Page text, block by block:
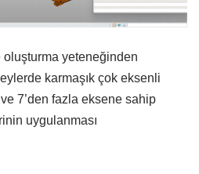
oluşturma yeteneğinden
karmaşık çok eksenli
7’den fazla eksene sahip
uygulanması